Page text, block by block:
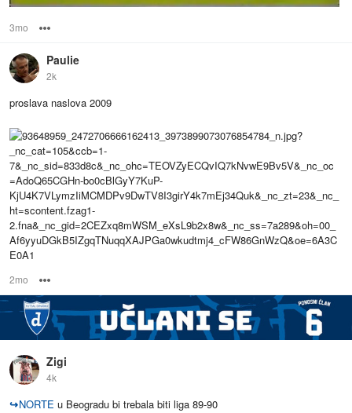
3mo
Paulie
2k
proslava naslova 2009
2mo
Zigi
4k
↪NORTE u Beogradu bi trebala biti liga 89-90